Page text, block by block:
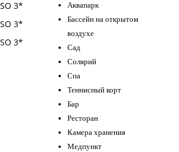
Аквапарк
Бассейн на открытом
воздухе
Сад
Солярий
Спа
Теннисный корт
Бар
Ресторан
Камера хранения
Медпункт